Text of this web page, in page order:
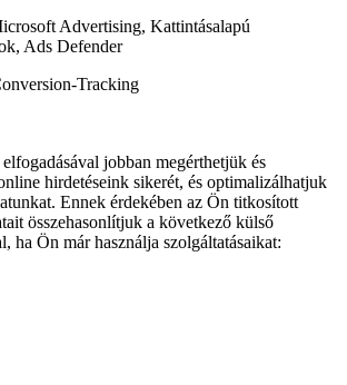
Advertising, Kattintásalapú
Ads Defender
Tracking
jobban megérthetjük és
hirdetéseink sikerét, és optimalizálhatjuk
Ennek érdekében az Ön titkosított
összehasonlítjuk a következő külső
ha Ön már használja szolgáltatásaikat: